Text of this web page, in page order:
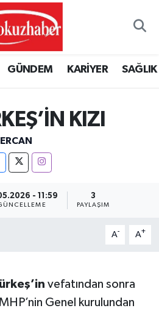
GÜNDEM KARİYER SAĞLIK
KIZI
- 11:59 3
PAYLAŞIM
A- A+
vefatından sonra
Genel kurulundan